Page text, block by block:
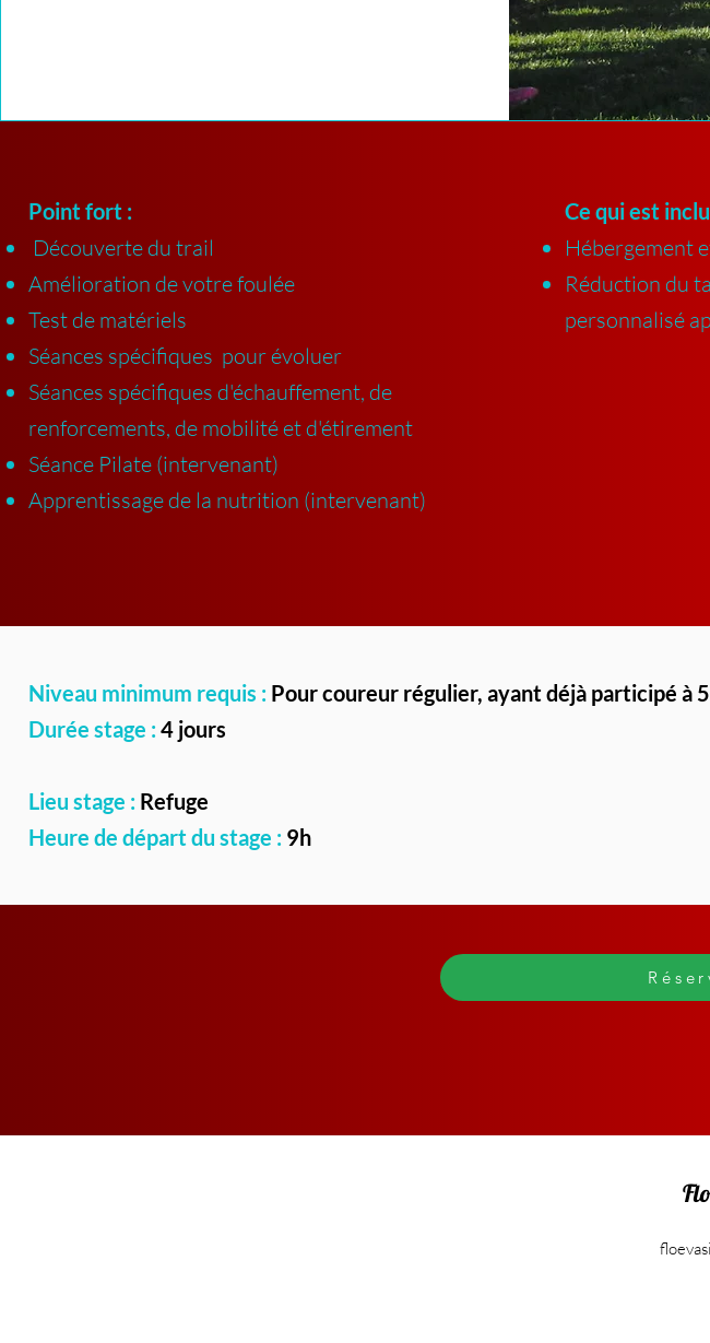
Point fort :
Découverte du trail
Amélioration de votre foulée
Test de matériels
Séances spécifiques pour évoluer
Séances spécifiques d'échauffement, de
renforcements, de mobilité et d'étirement
Séance Pilate (intervenant)
Apprentissage de la nutrition (intervenant)
Ce qui est
Hébergement
Réduction du
personnalisé
Niveau minimum requis : Pour coureur régulier, ayant déjà participé à
Durée stage :4 jours
Lieu stage : Refuge
Heure de départ du stage : 9h